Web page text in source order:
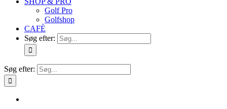
Golf Pro
Golfshop
CAFÈ
Søg efter:
Søg efter: